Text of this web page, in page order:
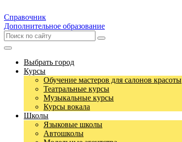
Справочник
Дополнительное образование
Выбрать город
Курсы
Обучение мастеров для салонов красоты
Театральные курсы
Музыкальные курсы
Курсы вокала
Школы
Языковые школы
Автошколы